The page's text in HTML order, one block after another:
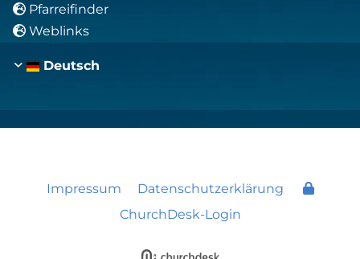
 Pfarreifinder
 Weblinks
Deutsch
Impressum
Datenschutzerklärung
ChurchDesk-Login